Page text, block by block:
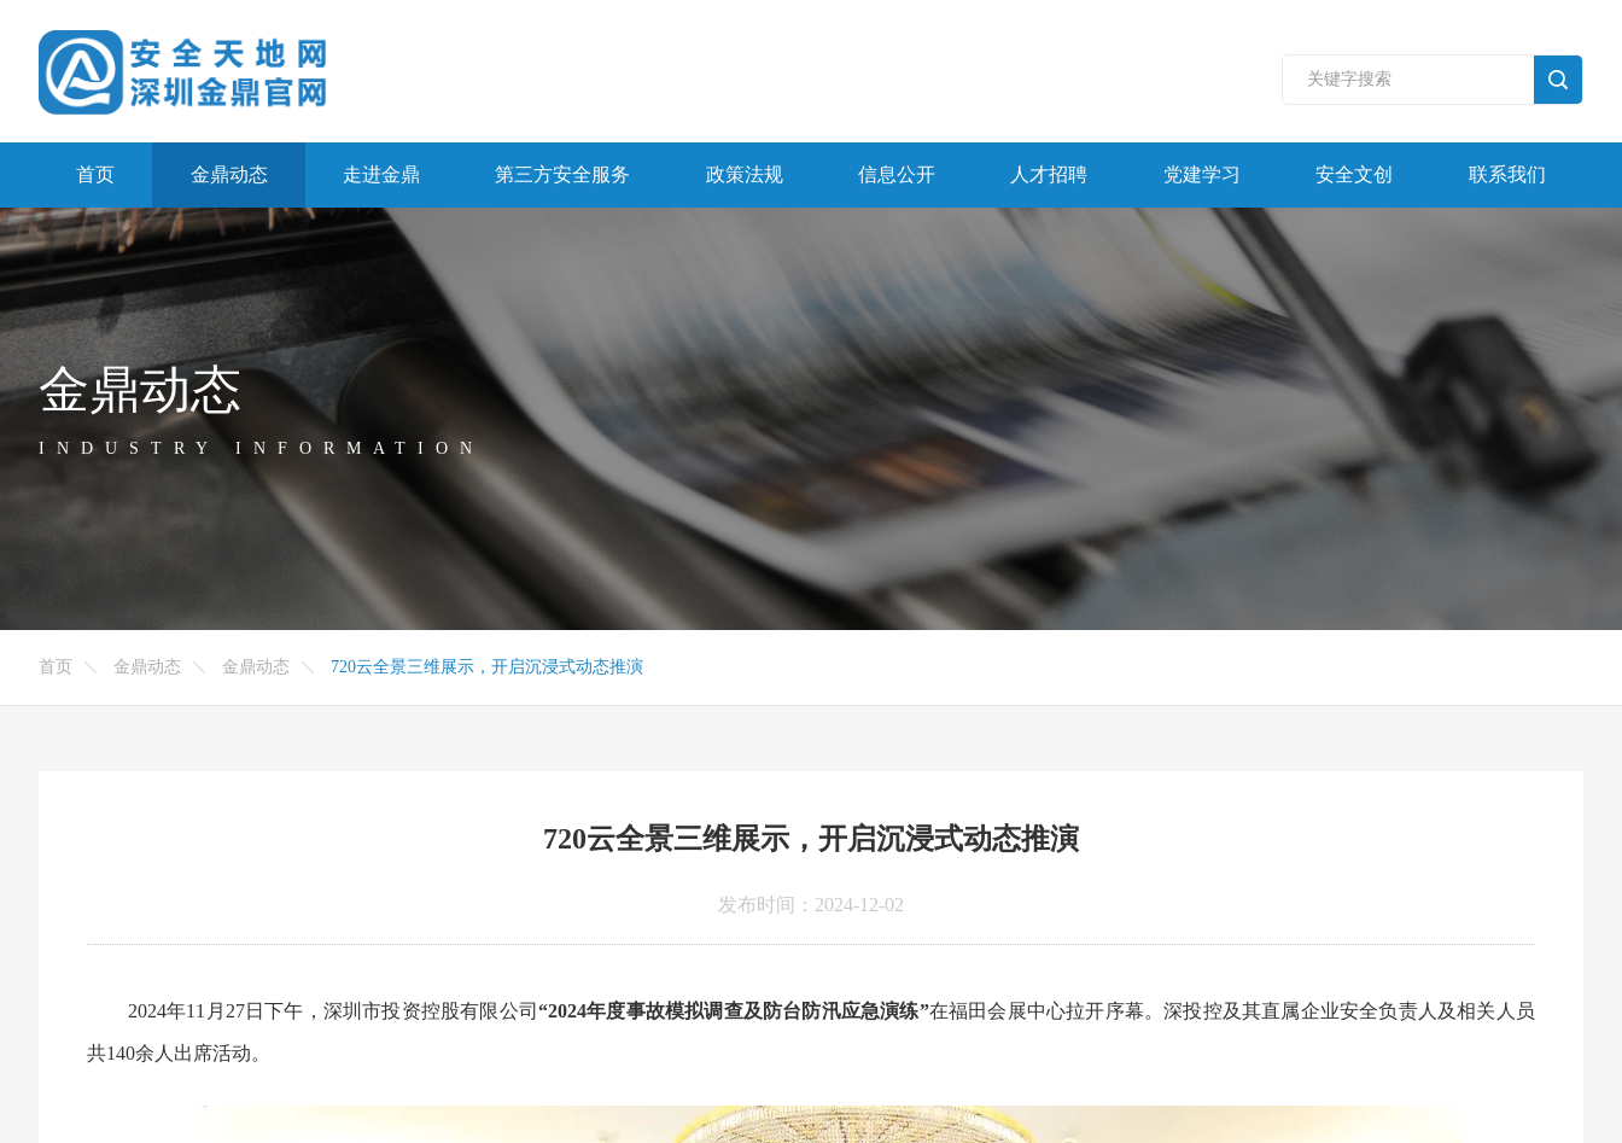
首页 金鼎动态 走进金鼎 第三方安全服务 政策法规 信息公开 人才招聘 党建学习 安全文创 联系我们
金鼎动态
INDUSTRY INFORMATION
首页 金鼎动态 金鼎动态 720云全景三维展示，开启沉浸式动态推演
720云全景三维展示，开启沉浸式动态推演
发布时间：2024-12-02
2024年11月27日下午，深圳市投资控股有限公司 “2024年度事故模拟调查及防台防汛应急演练”在福田会展中心拉开序幕。深投控及其直属企业安全负责人及相关人员
共140余人出席活动。